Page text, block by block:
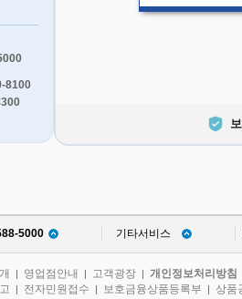
8100
5000 기타서비스
| 영업점안내 | 고객광장 | 개인정보처리방침
| 전자민원접수 | 보호금융상품등록부 | 상품